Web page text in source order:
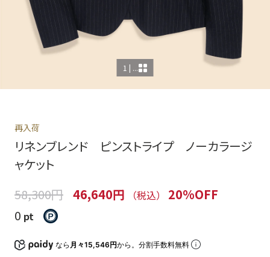
1 | ...
再入荷
リネンブレンド ピンストライプ ノーカラージ
ャケット
58,300円 46,640円 （税込）
20%OFF
0 pt
なら 月々15,546円から。分割手数料無料